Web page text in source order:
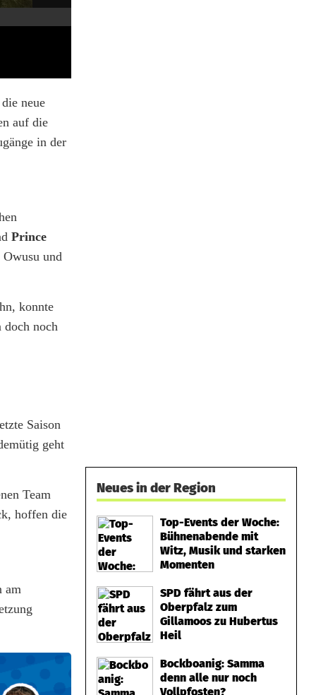
neue
auf die
in der
Prince
und
konnte
doch noch
Saison
geht
Team
hoffen die
am
Neues in der Region
Top-Events der Woche:
Bühnenabende mit
Witz, Musik und starken
Momenten
SPD fährt aus der
Oberpfalz zum
Gillamoos zu Hubertus
Heil
Bockboanig: Samma
denn alle nur noch
Vollpfosten?